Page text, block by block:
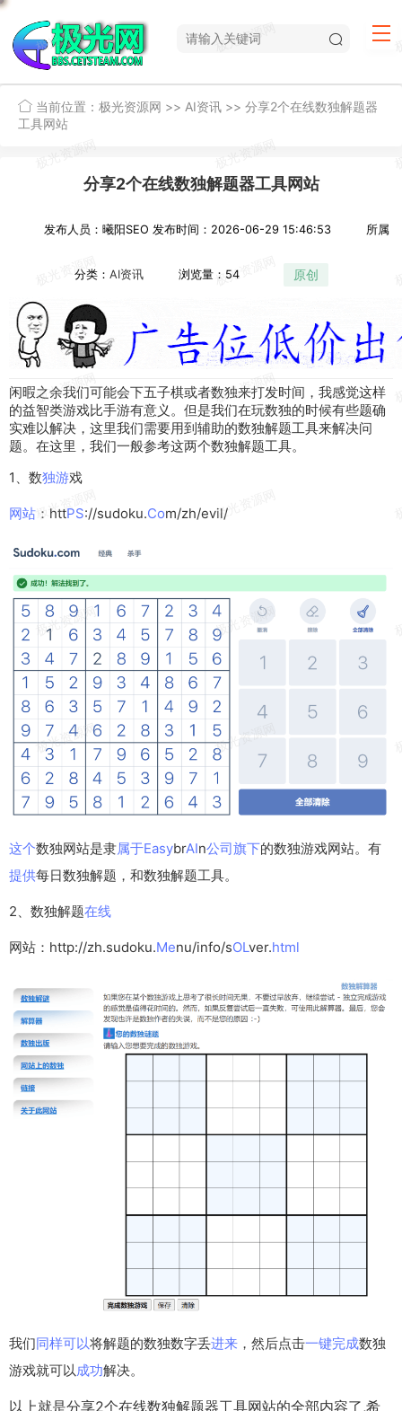
当前位置： 极光资源网 >> AI资讯 >> 分享2个在线数独解题器
工具网站
分享2个在线数独解题器工具网站
发布人员：曦阳SEO 发布时间：2026-06-29 15:46:53 所属
分类： AI资讯 浏览量：54 原创
闲暇之余我们可能会下五子棋或者数独来打发时间 ，我感觉这样
的益智类游戏比手游有意义。但是我们在玩数独的时候有些题确
实难以解决 ， 这里我们需要用到辅助的数独解题工具来解决问
题。在这里，我们一般参考这两个数独解题工具。
1、数独游戏
网站 ：httPS://sudoku.Com/zh/evil/
这个数独网站是隶属于EasybrAIn公司旗下的数独游戏网站。有
提供每日数独解题，和数独解题工具。
2、数独解题在线
网站：http://zh.sudoku.Menu/info/sOLver.html
我们同样可以将解题的数独数字丢进来 ，然后点击一键完成数独
游戏就可以 成功解决。
以上就是分享2个在线数独解题器工具网站的全部内容了,希